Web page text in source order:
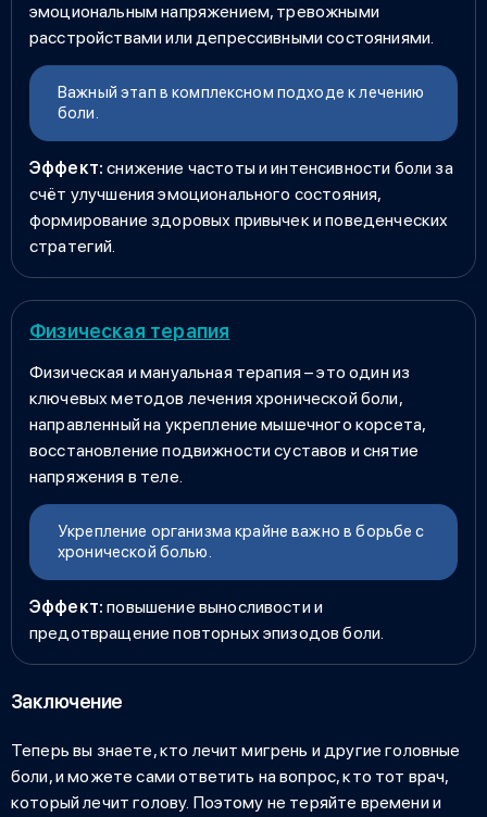
эмоциональным напряжением, тревожными
расстройствами или депрессивными состояниями.
Важный этап в комплексном подходе к лечению
боли.
Эффект: снижение частоты и интенсивности боли за
счёт улучшения эмоционального состояния,
формирование здоровых привычек и поведенческих
стратегий.
Физическая терапия
Физическая и мануальная терапия – это один из
ключевых методов лечения хронической боли,
направленный на укрепление мышечного корсета,
восстановление подвижности суставов и снятие
напряжения в теле.
Укрепление организма крайне важно в борьбе с
хронической болью.
Эффект: повышение выносливости и
предотвращение повторных эпизодов боли.
Заключение
Теперь вы знаете,кто лечит мигрень и другие головные
боли, и можете сами ответить на вопрос, кто тот врач,
который лечит голову. Поэтому не теряйте времени и